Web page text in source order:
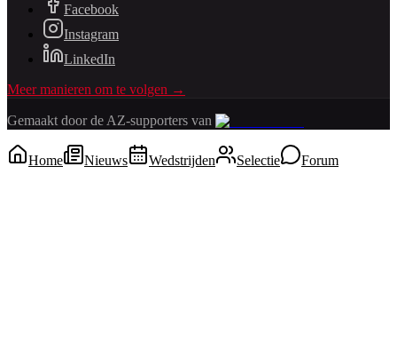
Facebook
Instagram
LinkedIn
Meer manieren om te volgen →
Gemaakt door de AZ-supporters van
Home Nieuws Wedstrijden Selectie Forum